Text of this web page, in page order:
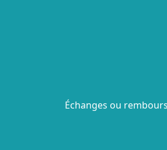
Échanges ou